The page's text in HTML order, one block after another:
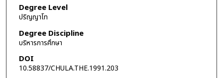
Degree Level
ปริญญาโท
Degree Discipline
บริหารการศึกษา
DOI
10.58837/CHULA.THE.1991.203